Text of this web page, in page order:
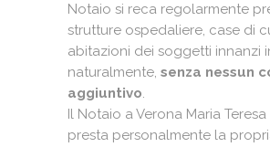
Notaio si reca regolarmente
strutture ospedaliere, case di
abitazioni dei soggetti innanzi
naturalmente, senza nessun
aggiuntivo.
Il Notaio a Verona Maria
presta personalmente la